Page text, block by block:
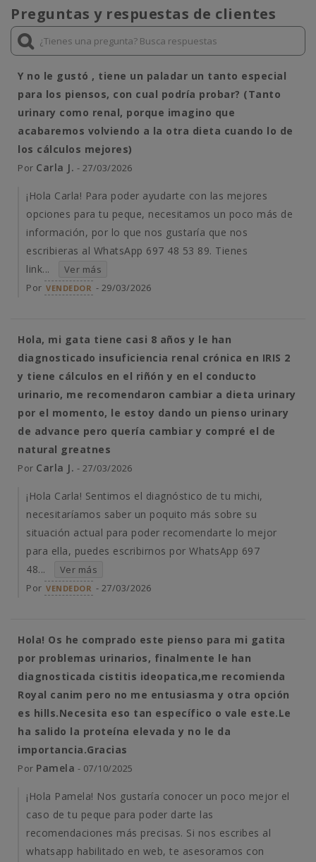
Preguntas y respuestas de clientes
Y no le gustó , tiene un paladar un tanto especial
para los piensos, con cual podría probar? (Tanto
urinary como renal, porque imagino que
acabaremos volviendo a la otra dieta cuando lo de
los cálculos mejores)
Por Carla J. - 27/03/2026
¡Hola Carla! Para poder ayudarte con las mejores
opciones para tu peque, necesitamos un poco más de
información, por lo que nos gustaría que nos
escribieras al WhatsApp 697 48 53 89. Tienes
link...
Ver más
Por VENDEDOR - 29/03/2026
Hola, mi gata tiene casi 8 años y le han
diagnosticado insuficiencia renal crónica en IRIS 2
y tiene cálculos en el riñón y en el conducto
urinario, me recomendaron cambiar a dieta urinary
por el momento, le estoy dando un pienso urinary
de advance pero quería cambiar y compré el de
natural greatnes
Por Carla J. - 27/03/2026
¡Hola Carla! Sentimos el diagnóstico de tu michi,
necesitaríamos saber un poquito más sobre su
situación actual para poder recomendarte lo mejor
para ella, puedes escribirnos por WhatsApp 697
48...
Ver más
Por VENDEDOR - 27/03/2026
Hola! Os he comprado este pienso para mi gatita
por problemas urinarios, finalmente le han
diagnosticada cistitis ideopatica,me recomienda
Royal canim pero no me entusiasma y otra opción
es hills.Necesita eso tan específico o vale este.Le
ha salido la proteína elevada y no le da
importancia.Gracias
Por Pamela - 07/10/2025
¡Hola Pamela! Nos gustaría conocer un poco mejor el
caso de tu peque para poder darte las
recomendaciones más precisas. Si nos escribes al
whatsapp habilitado en web, te asesoramos con